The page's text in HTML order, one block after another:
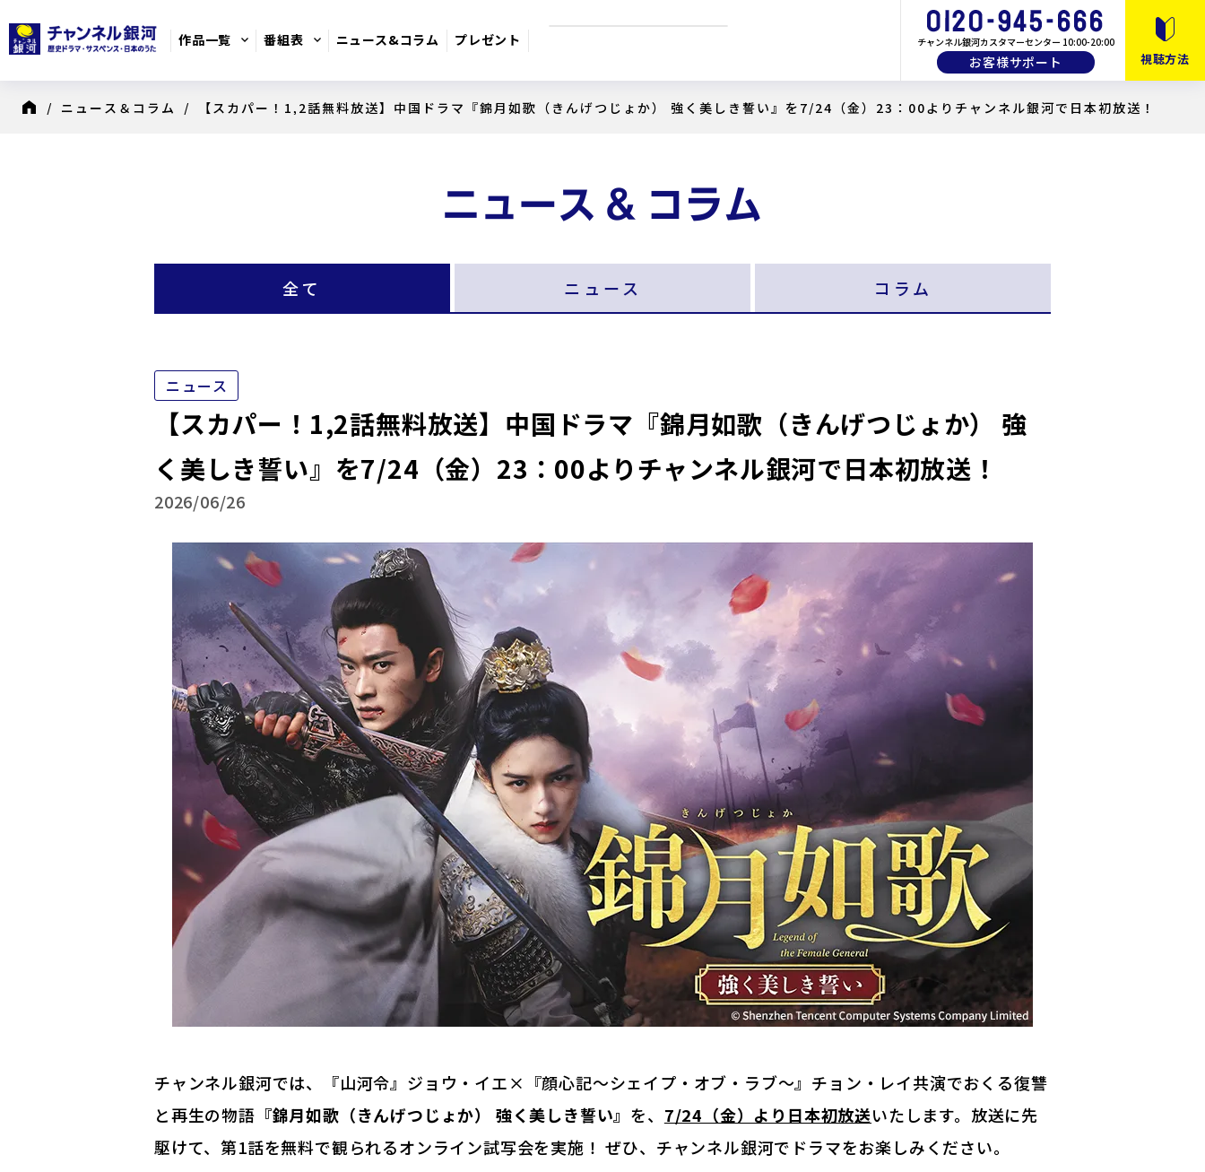
作品一覧 番組表 ニュース&コラム プレゼント チャンネル銀河カスタマーセンター 10:00-20:00
お客様サポート 視聴方法
サスペンス 日本のうた ドラマ・映画
/ ニュース＆コラム / 【スカパー！1,2話無料放送】中国ドラマ『錦月如歌（きんげつじょか） 強く美しき誓い』を7/24（金）23：00よりチャンネル銀河で日本初放送！
全て ニュース コラム
ニュース
【スカパー！1,2話無料放送】中国ドラマ『錦月如歌（きんげつじょか） 強
く美しき誓い』を7/24（金）23：00よりチャンネル銀河で日本初放送！
2026/06/26
チャンネル銀河では、『山河令』ジョウ・イエ×『顔心記～シェイプ・オブ・ラブ～』チョン・レイ共演でおくる復讐
と再生の物語 『錦月如歌（きんげつじょか） 強く美しき誓い』 を、 7/24（金）より日本初放送いたします。放送に先
駆けて、第1話を無料で観られるオンライン試写会を実施！ ぜひ、チャンネル銀河でドラマをお楽しみください。